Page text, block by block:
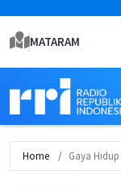
MATARAM
Home Gaya Hidup